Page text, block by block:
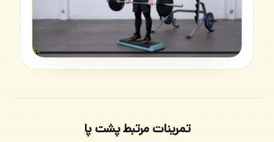
تمرینات مرتبط پشت پا